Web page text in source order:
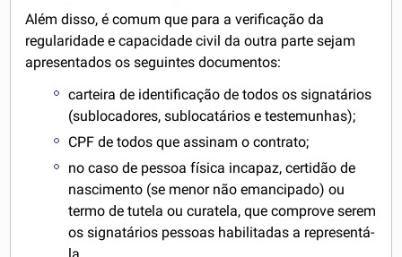
Além disso, é comum que para a verificação da
regularidade e capacidade civil da outra parte sejam
apresentados os seguintes documentos:
carteira de identificação de todos os signatários
(sublocadores, sublocatários e testemunhas);
CPF de todos que assinam o contrato;
no caso de pessoa física incapaz, certidão de
nascimento (se menor não emancipado) ou
termo de tutela ou curatela, que comprove serem
os signatários pessoas habilitadas a representá-